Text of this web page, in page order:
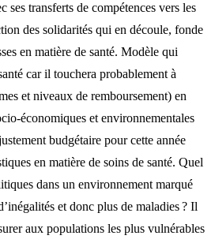
ses transferts de compétences vers les
des solidarités qui en découle, fonde
en matière de santé. Modèle qui
car il touchera probablement à
et niveaux de remboursement) en
économiques et environnementales
budgétaire pour cette année
en matière de soins de santé. Quel
dans un environnement marqué
et donc plus de maladies ? Il
aux populations les plus vulnérables